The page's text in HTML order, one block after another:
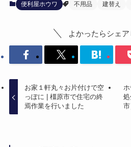
便利屋ホウワ 不用品 建替え
よかったらシェア
お家１軒丸々お片付けで空
っぽに | 橿原市で住宅の終
焉作業を行いました
市